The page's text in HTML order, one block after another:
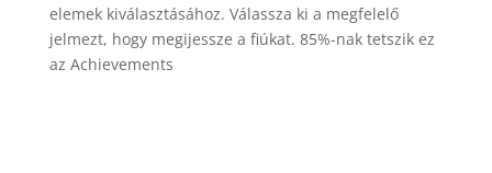
elemek kiválasztásához. Válassza ki a megfelelő
jelmezt, hogy megijessze a fiúkat. 85%-nak tetszik ez
az Achievements